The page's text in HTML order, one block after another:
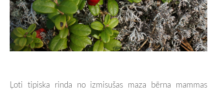
Ļoti tipiska rinda no izmisušas maza bērna mammas